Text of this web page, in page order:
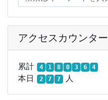
アクセスカウンター
累計 4 1 8 0 3 6 4
本日 2 7 7 人